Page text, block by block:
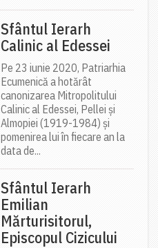
Sfântul Ierarh
Calinic al Edessei
Pe 23 iunie 2020, Patriarhia
Ecumenică a hotărât
canonizarea Mitropolitului
Calinic al Edessei, Pellei și
Almopiei (1919-1984) și
pomenirea lui în fiecare an la
data de...
Sfântul Ierarh
Emilian
Mărturisitorul,
Episcopul Cizicului